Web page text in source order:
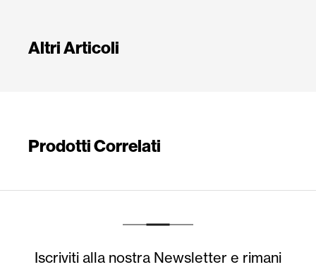
Altri Articoli
Prodotti Correlati
Iscriviti alla nostra Newsletter e rimani